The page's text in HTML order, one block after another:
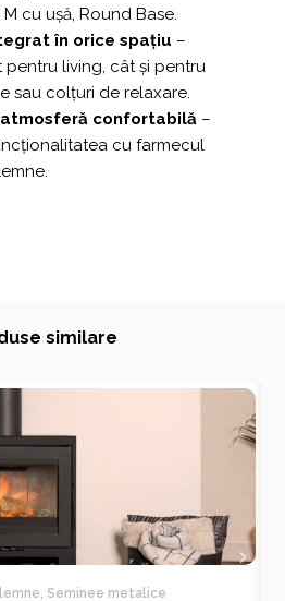
cu ușă, Round Base.
în orice spațiu –
pentru living, cât și pentru
sau colțuri de relaxare.
atmosferă confortabilă –
cu farmecul
similare
, Seminee metalice